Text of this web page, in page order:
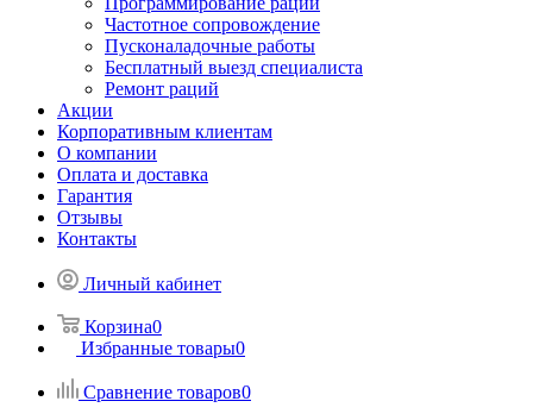
Частотное сопровождение
Пусконаладочные работы
Бесплатный выезд специалиста
Ремонт раций
Акции
Корпоративным клиентам
О компании
Оплата и доставка
Гарантия
Отзывы
Контакты
Личный кабинет
Корзина0
Избранные товары0
Сравнение товаров0